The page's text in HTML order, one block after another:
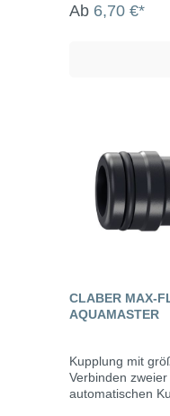
Ab 6,70 €*
CLABER MAX-
AQUAMASTER
Kupplung mit
Verbinden
automatischen